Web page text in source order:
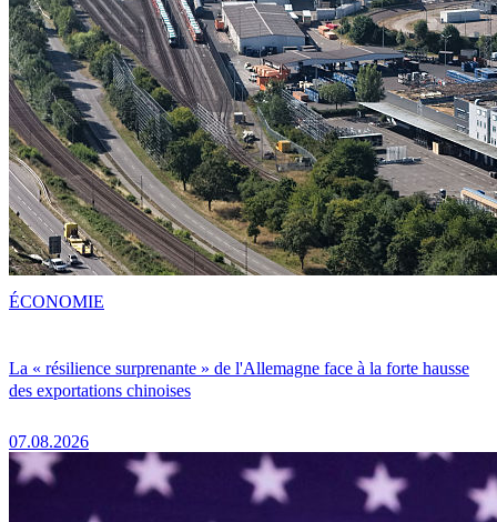
La « résilience surprenante » de l'Allemagne face à la forte hausse
des exportations chinoises
07.08.2026
ÉCONOMIE